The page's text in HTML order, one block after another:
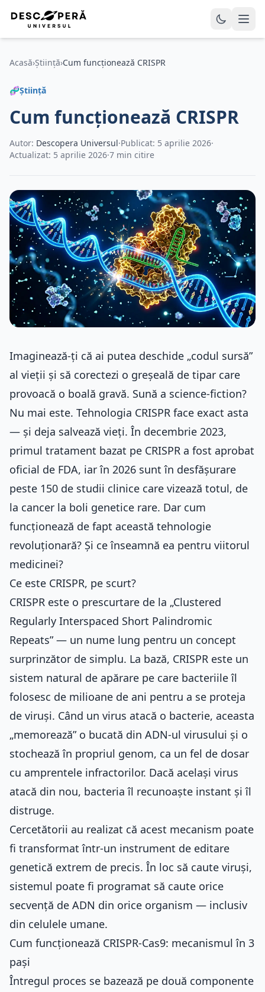
Acasă›Știință›Cum funcționează CRISPR
🧬Știință
Cum funcționează CRISPR
Autor: Descopera Universul·Publicat: 5 aprilie 2026·
Actualizat: 5 aprilie 2026·7 min citire
Imaginează-ți că ai putea deschide „codul sursă”
al vieții și să corectezi o greșeală de tipar care
provoacă o boală gravă. Sună a science-fiction?
Nu mai este. Tehnologia CRISPR face exact asta
— și deja salvează vieți. În decembrie 2023,
primul tratament bazat pe CRISPR a fost aprobat
oficial de FDA, iar în 2026 sunt în desfășurare
peste 150 de studii clinice care vizează totul, de
la cancer la boli genetice rare. Dar cum
funcționează de fapt această tehnologie
revoluționară? Și ce înseamnă ea pentru viitorul
medicinei?
Ce este CRISPR, pe scurt?
CRISPR este o prescurtare de la „Clustered
Regularly Interspaced Short Palindromic
Repeats” — un nume lung pentru un concept
surprinzător de simplu. La bază, CRISPR este un
sistem natural de apărare pe care bacteriile îl
folosesc de milioane de ani pentru a se proteja
de viruși. Când un virus atacă o bacterie, aceasta
„memorează” o bucată din ADN-ul virusului și o
stochează în propriul genom, ca un fel de dosar
cu amprentele infractorilor. Dacă același virus
atacă din nou, bacteria îl recunoaște instant și îl
distruge.
Cercetătorii au realizat că acest mecanism poate
fi transformat într-un instrument de editare
genetică extrem de precis. În loc să caute viruși,
sistemul poate fi programat să caute orice
secvență de ADN din orice organism — inclusiv
din celulele umane.
Cum funcționează CRISPR-Cas9: mecanismul în 3
pași
Întregul proces se bazează pe două componente